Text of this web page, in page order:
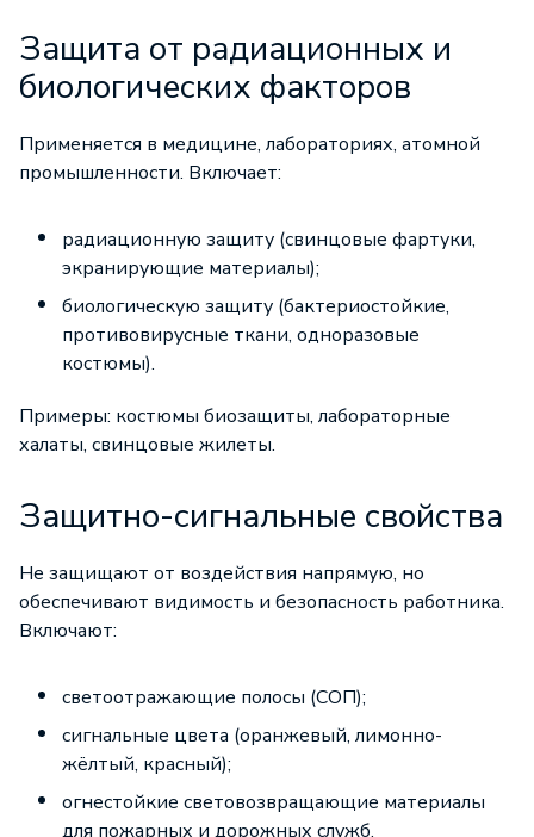
Защита от радиационных и
биологических факторов
Применяется в медицине, лабораториях, атомной
промышленности. Включает:
радиационную защиту (свинцовые фартуки,
экранирующие материалы);
биологическую защиту (бактериостойкие,
противовирусные ткани, одноразовые
костюмы).
Примеры: костюмы биозащиты, лабораторные
халаты, свинцовые жилеты.
Защитно-сигнальные свойства
Не защищают от воздействия напрямую, но
обеспечивают видимость и безопасность работника.
Включают:
светоотражающие полосы (СОП);
сигнальные цвета (оранжевый, лимонно-
жёлтый, красный);
огнестойкие световозвращающие материалы
для пожарных и дорожных служб.